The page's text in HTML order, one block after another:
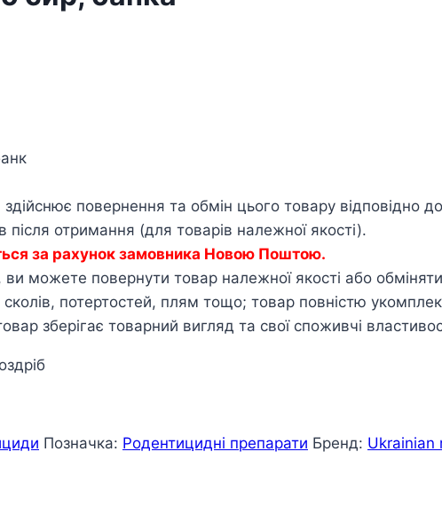
здійснює повернення та обмін цього товару відповідно
отримання (для товарів належної якості).
за рахунок замовника Новою Поштою.
можете повернути товар належної якості або
потертостей, плям тощо; товар повністю
зберігає товарний вигляд та свої споживчі
Позначка: Родентицидні препарати Бренд: Ukrainian